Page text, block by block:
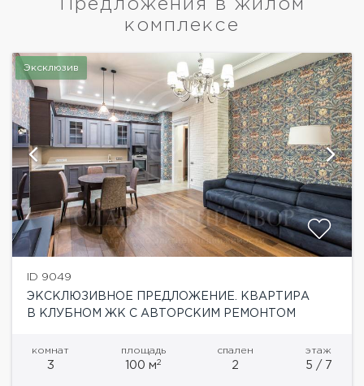
Предложения в жилом
комплексе
Эксклюзив
ID 9049
ЭКСКЛЮЗИВНОЕ ПРЕДЛОЖЕНИЕ. КВАРТИРА
В КЛУБНОМ ЖК С АВТОРСКИМ РЕМОНТОМ
комнат
3
площадь
100 м2
спален
2
этаж
5 / 7